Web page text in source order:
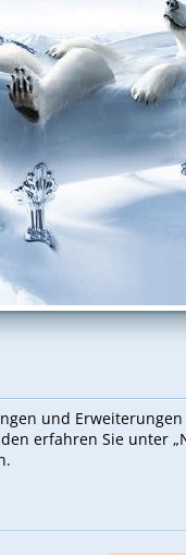
und Er­wei­te­run­gen
er­fah­ren Sie un­ter